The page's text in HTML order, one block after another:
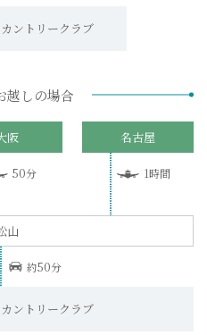
ントリークラブ
越しの場合
阪
50分
名古屋
1時間
山
約50分
ントリークラブ